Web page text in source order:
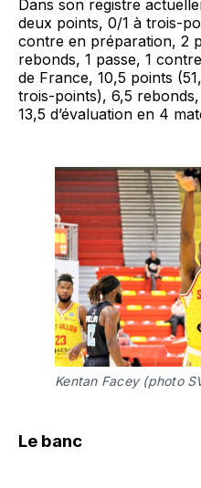
Dans son registre
deux points, 0/1 à trois-
contre en préparation, 2
rebonds, 1 passe, 1
de France, 10,5 points
trois-points), 6,5
13,5 d’évaluation en 4
Kentan Facey (photo
Le banc